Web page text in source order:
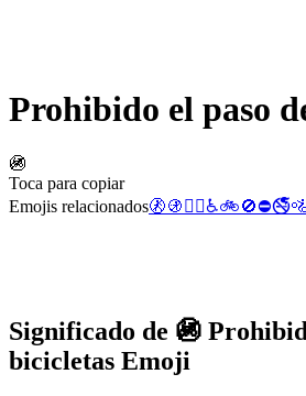
Prohibido el paso
🚳
Toca para copiar
Emojis relacionados🚷🚯 🚴‍♀️♿🚲🚫⛔🚭🚵
Significado de 🚳
bicicletas Emoji